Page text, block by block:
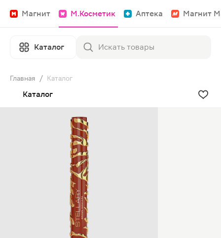
Магнит М.Косметик Аптека Магнит
Каталог
Главная / Каталог
Каталог